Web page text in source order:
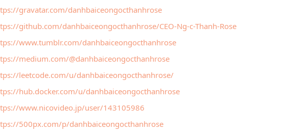
gravatar.com/danhbaiceongocthanhrose
github.com/danhbaiceongocthanhrose/CEO-Ng-c-Thanh-Rose
www.tumblr.com/danhbaiceongocthanhrose
medium.com/@danhbaiceongocthanhrose
leetcode.com/u/danhbaiceongocthanhrose/
hub.docker.com/u/danhbaiceongocthanhrose
www.nicovideo.jp/user/143105986
500px.com/p/danhbaiceongocthanhrose